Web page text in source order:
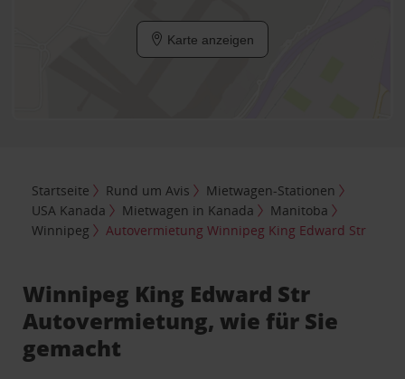
Karte anzeigen
Startseite Rund um Avis
Mietwagen-Stationen
USA Kanada
Mietwagen in Kanada
Manitoba
Winnipeg
Autovermietung Winnipeg King Edward Str
Winnipeg King Edward Str
Autovermietung, wie für Sie
gemacht